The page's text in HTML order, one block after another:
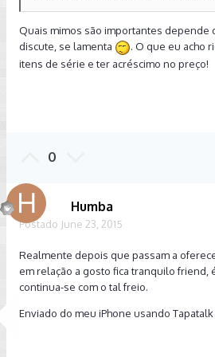
Quais mimos são importantes depende
discute, se lamenta
. O que eu acho
itens de série e ter acréscimo no preço!
0
Humba
Postado June 23, 2015
Realmente depois que passam a
em relação a gosto fica tranquilo friend,
continua-se com o tal freio.
Enviado do meu iPhone usando Tapatalk